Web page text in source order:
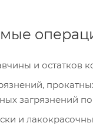
и остатков
загрязнений
и